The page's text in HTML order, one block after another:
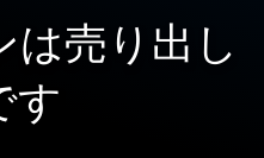
は売り出し
す